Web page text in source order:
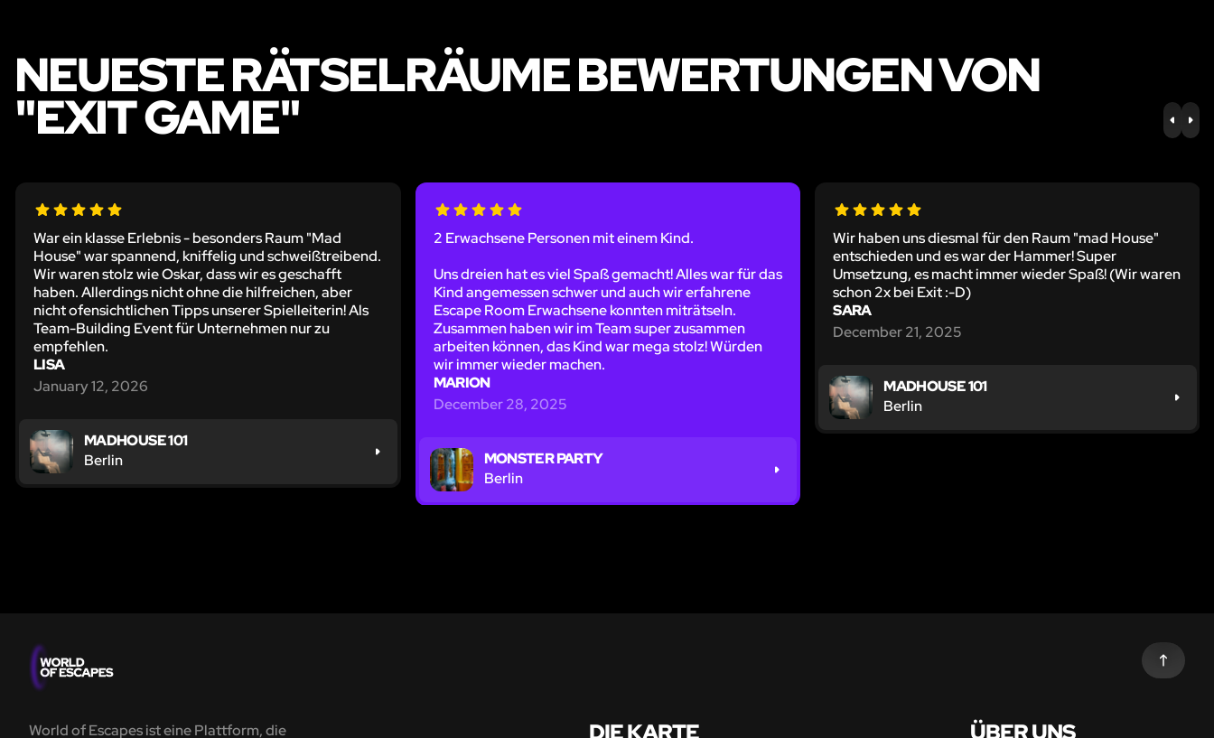
NEUESTE RÄTSELRÄUME BEWERTUNGEN VON
"EXIT GAME" PREV
War ein klasse Erlebnis - besonders Raum "Mad
House" war spannend, kniffelig und schweißtreibend.
Wir waren stolz wie Oskar, dass wir es geschafft
haben. Allerdings nicht ohne die hilfreichen, aber
nicht ofensichtlichen Tipps unserer Spielleiterin! Als
Team-Building Event für Unternehmen nur zu
empfehlen.
LISA
January 12, 2026
MADHOUSE 101
Berlin
2 Erwachsene Personen mit einem Kind.
Uns dreien hat es viel Spaß gemacht! Alles war für das
Kind angemessen schwer und auch wir erfahrene
Escape Room Erwachsene konnten miträtseln.
Zusammen haben wir im Team super zusammen
arbeiten können, das Kind war mega stolz! Würden
wir immer wieder machen.
MARION
December 28, 2025
MONSTER PARTY
Berlin
Wir haben uns diesmal für den Raum "mad House"
entschieden und es war der Hammer! Super
Umsetzung, es macht immer wieder Spaß! (Wir waren
schon 2x bei Exit :-D)
SARA
December 21, 2025
MADHOUSE 101
Berlin
World of Escapes ist eine Plattform, die DIE KARTE ÜBER UNS